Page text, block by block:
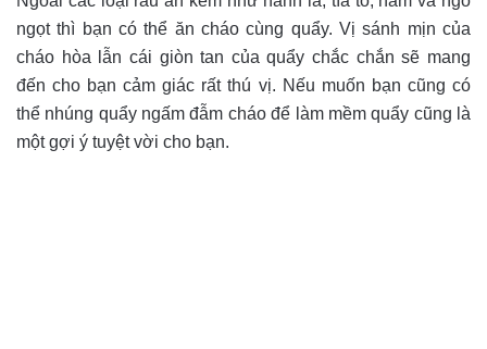
ngọt thì bạn có thể ăn cháo cùng quẩy. Vị sánh mịn của
cháo hòa lẫn cái giòn tan của quẩy chắc chắn sẽ mang
đến cho bạn cảm giác rất thú vị. Nếu muốn bạn cũng có
thể nhúng quẩy ngấm đẫm cháo để làm mềm quẩy cũng là
một gợi ý tuyệt vời cho bạn.